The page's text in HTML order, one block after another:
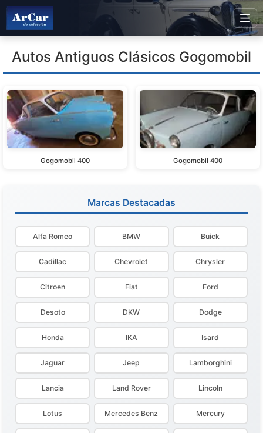
Autos Antiguos Clásicos Gogomobil
Gogomobil 400 Gogomobil 400
Marcas Destacadas
Alfa Romeo BMW Buick
Cadillac Chevrolet Chrysler
Citroen Fiat Ford
Desoto DKW Dodge
Honda IKA Isard
Jaguar Jeep Lamborghini
Lancia Land Rover Lincoln
Lotus Mercedes Benz Mercury